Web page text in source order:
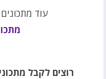
עוד
רוצים לקבל